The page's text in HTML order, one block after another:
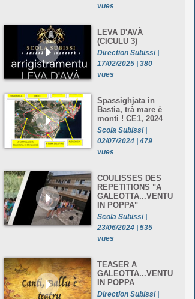
vues
LEVA D'AVÀ
(CICULU 3)
Direction Subissi |
17/02/2025 | 380
vues
Spassighjata in
Bastia, trà mare è
monti ! CE1, 2024
Scola Subissi |
02/07/2024 | 479
vues
COULISSES DES
REPETITIONS "A
GALEOTTA...VENTU
IN POPPA"
Scola Subissi |
23/06/2024 | 535
vues
TEASER A
GALEOTTA...VENTU
IN POPPA
Direction Subissi |